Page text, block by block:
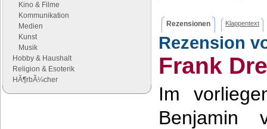
Kino & Filme
Kommunikation
Medien
Kunst
Musik
Hobby & Haushalt
Religion & Esoterik
HÃ¶rbÃ¼cher
Rezensionen Klappentext
Rezension
Frank
Im
Benjamin